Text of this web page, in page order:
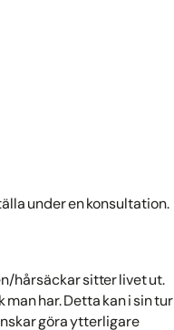
under en konsultation.
hårsäckar sitter livet ut.
har. Detta kan i sin tur
göra ytterligare